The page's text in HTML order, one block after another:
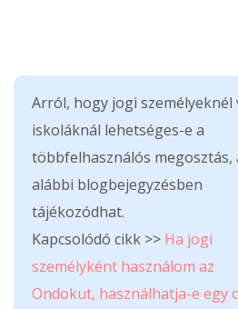
Arról, hogy jogi személyeknél
iskoláknál lehetséges-e a
többfelhasználós megosztás,
alábbi blogbejegyzésben
tájékozódhat.
Kapcsolódó cikk >> Ha jogi
személyként használom az
Ondokut, használhatja-e egy